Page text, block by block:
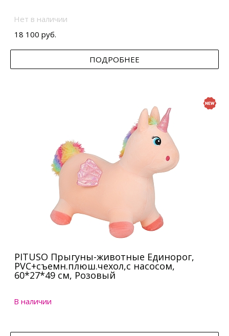
Нет в наличии
18 100 руб.
ПОДРОБНЕЕ
PITUSO Прыгуны-животные Единорог,
PVC+съемн.плюш.чехол,с насосом,
60*27*49 см, Розовый
В наличии